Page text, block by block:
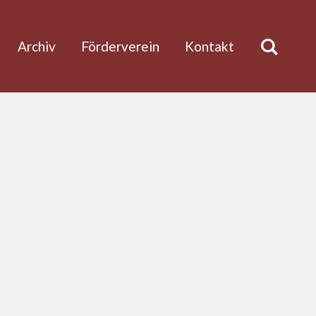
Archiv Förderverein Kontakt